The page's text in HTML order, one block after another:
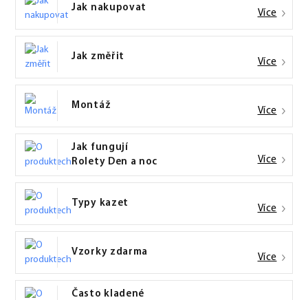
Jak nakupovat Více
Jak změřit Více
Montáž Více
Jak fungují
Rolety Den a noc
Více
Typy kazet Více
Vzorky zdarma Více
Často kladené